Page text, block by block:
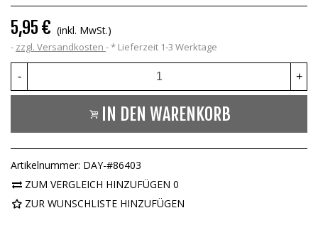
5,95 € (inkl. MwSt.)
zzgl. Versandkosten * Lieferzeit 1-3 Werktage
- +
IN DEN WARENKORB
Artikelnummer: DAY-#86403
ZUM VERGLEICH HINZUFÜGEN 0
ZUR WUNSCHLISTE HINZUFÜGEN